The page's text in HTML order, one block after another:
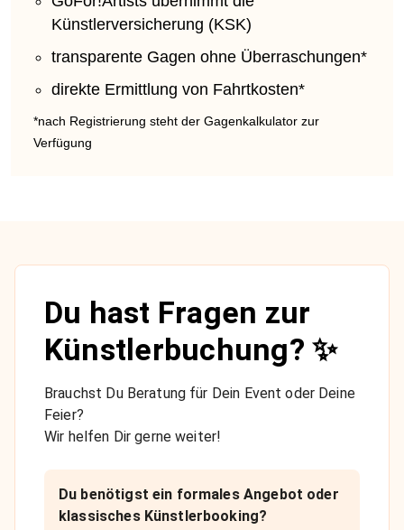
Künstlerversicherung (KSK)
transparente Gagen ohne Überraschungen*
direkte Ermittlung von Fahrtkosten*
*nach Registrierung steht der Gagenkalkulator zur
Verfügung
Du hast Fragen zur
Künstlerbuchung? ✨
Brauchst Du Beratung für Dein Event oder Deine
Feier?
Wir helfen Dir gerne weiter!
Du benötigst ein formales Angebot oder
klassisches Künstlerbooking?